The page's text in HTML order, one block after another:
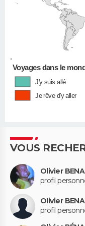
•
Voyages dans le
J'y suis allé
Je rêve d'y aller
VOUS
Olivier
profil
Olivier
profil